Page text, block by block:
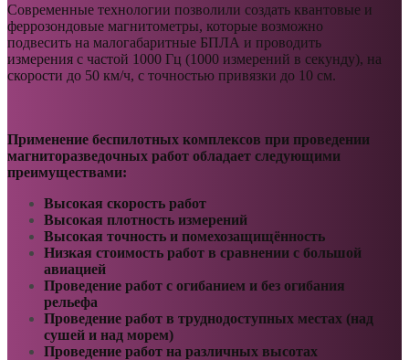
Современные технологии позволили создать квантовые и
феррозондовые магнитометры, которые возможно
подвесить на малогабаритные БПЛА и проводить
измерения с частой 1000 Гц (1000 измерений в секунду), на
скорости до 50 км/ч, с точностью привязки до 10 см.
Применение беспилотных комплексов при проведении
магниторазведочных работ обладает следующими
преимуществами:
Высокая скорость работ
Высокая плотность измерений
Высокая точность и помехозащищённость
Низкая стоимость работ в сравнении с большой
авиацией
Проведение работ с огибанием и без огибания
рельефа
Проведение работ в труднодоступных местах (над
сушей и над морем)
Проведение работ на различных высотах